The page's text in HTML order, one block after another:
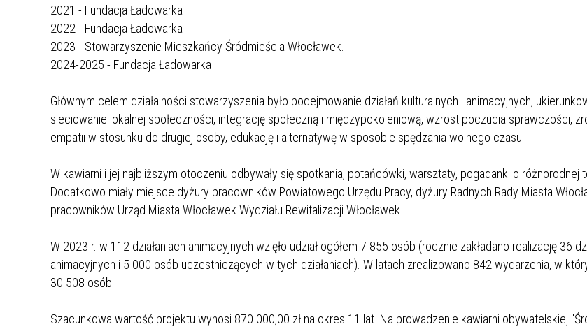
2021 - Fundacja Ładowarka
2022 - Fundacja Ładowarka
2023 - Stowarzyszenie Mieszkańcy Śródmieścia Włocławek.
2024-2025 - Fundacja Ładowarka
Głównym celem działalności stowarzyszenia było podejmowanie działań kulturalnych i animacyjnych,
sieciowanie lokalnej społeczności, integrację społeczną i międzypokoleniową, wzrost poczucia sprawczości,
empatii w stosunku do drugiej osoby, edukację i alternatywę w sposobie spędzania wolnego czasu.
W kawiarni i jej najbliższym otoczeniu odbywały się spotkania, potańcówki, warsztaty, pogadanki o różnorodnej
Dodatkowo miały miejsce dyżury pracowników Powiatowego Urzędu Pracy, dyżury Radnych Rady Miasta
pracowników Urząd Miasta Włocławek Wydziału Rewitalizacji Włocławek.
W 2023 r. w 112 działaniach animacyjnych wzięło udział ogółem 7 855 osób (rocznie zakładano realizację 36
animacyjnych i 5 000 osób uczestniczących w tych działaniach). W latach zrealizowano 842 wydarzenia, w
30 508 osób.
Szacunkowa wartość projektu wynosi 870 000,00 zł na okres 11 lat. Na prowadzenie kawiarni obywatelskiej